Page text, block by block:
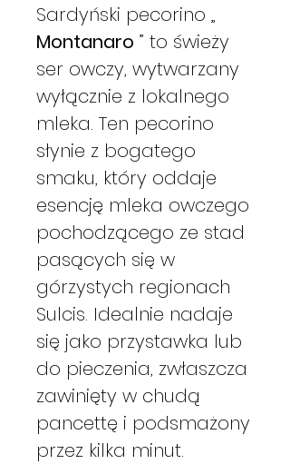
Sardyński pecorino „
Montanaro ” to świeży
ser owczy, wytwarzany
wyłącznie z lokalnego
mleka. Ten pecorino
słynie z bogatego
smaku, który oddaje
esencję mleka owczego
pochodzącego ze stad
pasących się w
górzystych regionach
Sulcis. Idealnie nadaje
się jako przystawka lub
do pieczenia, zwłaszcza
zawinięty w chudą
pancettę i podsmażony
przez kilka minut.